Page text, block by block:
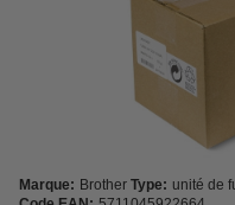
Marque: Brother Type: unité de